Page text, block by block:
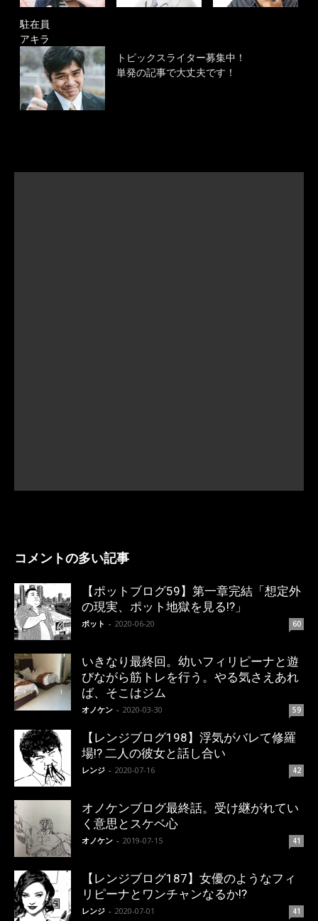
駐在員
アキラ
トピックスライター募集中！
単発の記事で大丈夫です！
コメントの多い記事
【ポットブログ59】第一章完結「想定外
の現実、ポット地獄を見る!?」
ポット - 2020-06-20 60
いきなり最終回。幼いフィリピーナと遊
びながら筋トレを行う。やる気さえあれ
ば、そこはジム
オノケン - 2020-03-30 59
【レンジブログ198】浮気がバレて修羅
場!? 二人の彼女と話し合い
レンジ - 2020-07-16 42
オノケンブログ最終話。受け継がれてい
く意思とスケベ心
オノケン - 2019-07-15 41
【レンジブログ187】女優のようなフィ
リピーナとワンチャンなるか!?
レンジ - 2020-07-01 41